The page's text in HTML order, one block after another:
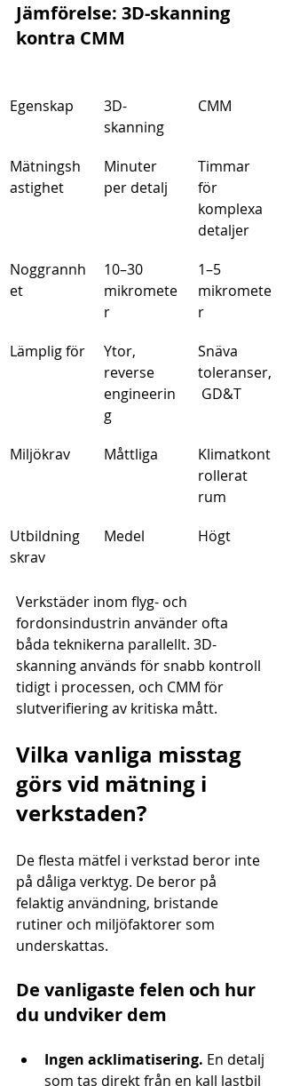
Jämförelse: 3D-skanning
kontra CMM
Egenskap
3D-
skanning
CMM
Mätningsh
astighet
Minuter
per detalj
Timmar
för
komplexa
detaljer
Noggrannh
et
10–30
mikromete
r
1–5
mikromete
r
Lämplig för
Ytor,
reverse
engineerin
g
Snäva
toleranser,
GD&T
Miljökrav Måttliga
Klimatkont
rollerat
rum
Utbildning
skrav
Medel Högt
Verkstäder inom flyg- och
fordonsindustrin använder ofta
båda teknikerna parallellt. 3D-
skanning används för snabb kontroll
tidigt i processen, och CMM för
slutverifiering av kritiska mått.
Vilka vanliga misstag
görs vid mätning i
verkstaden?
De flesta mätfel i verkstad beror inte
på dåliga verktyg. De beror på
felaktig användning, bristande
rutiner och miljöfaktorer som
underskattas.
De vanligaste felen och hur
du undviker dem
Ingen acklimatisering. En detalj
som tas direkt från en kall lastbil